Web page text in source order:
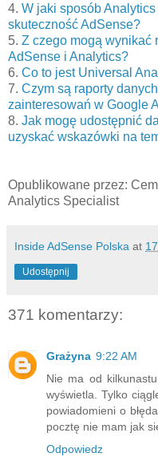
4. W jaki sposób
skuteczność AdSense?
5. Z czego mogą wynikać
AdSense i Analytics?
6. Co to jest Universal
7. Czym są raporty
zainteresowań w Google
8. Jak mogę udostępnić
uzyskać wskazówki na
Opublikowane przez:
Analytics Specialist
Inside AdSense Polska at
Udostępnij
371 komentarzy:
Grażyna 9:22 AM
Nie ma od
wyświetla. Tylko
powiadomieni o
pocztę nie mam jak
Odpowiedz